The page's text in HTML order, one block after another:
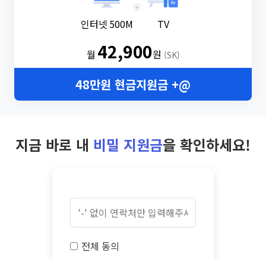
인터넷 500M
+
TV
월 42,900원 (SK)
48만원 현금지원금 +@
지금 바로 내 비밀 지원금을 확인하세요!
전체 동의